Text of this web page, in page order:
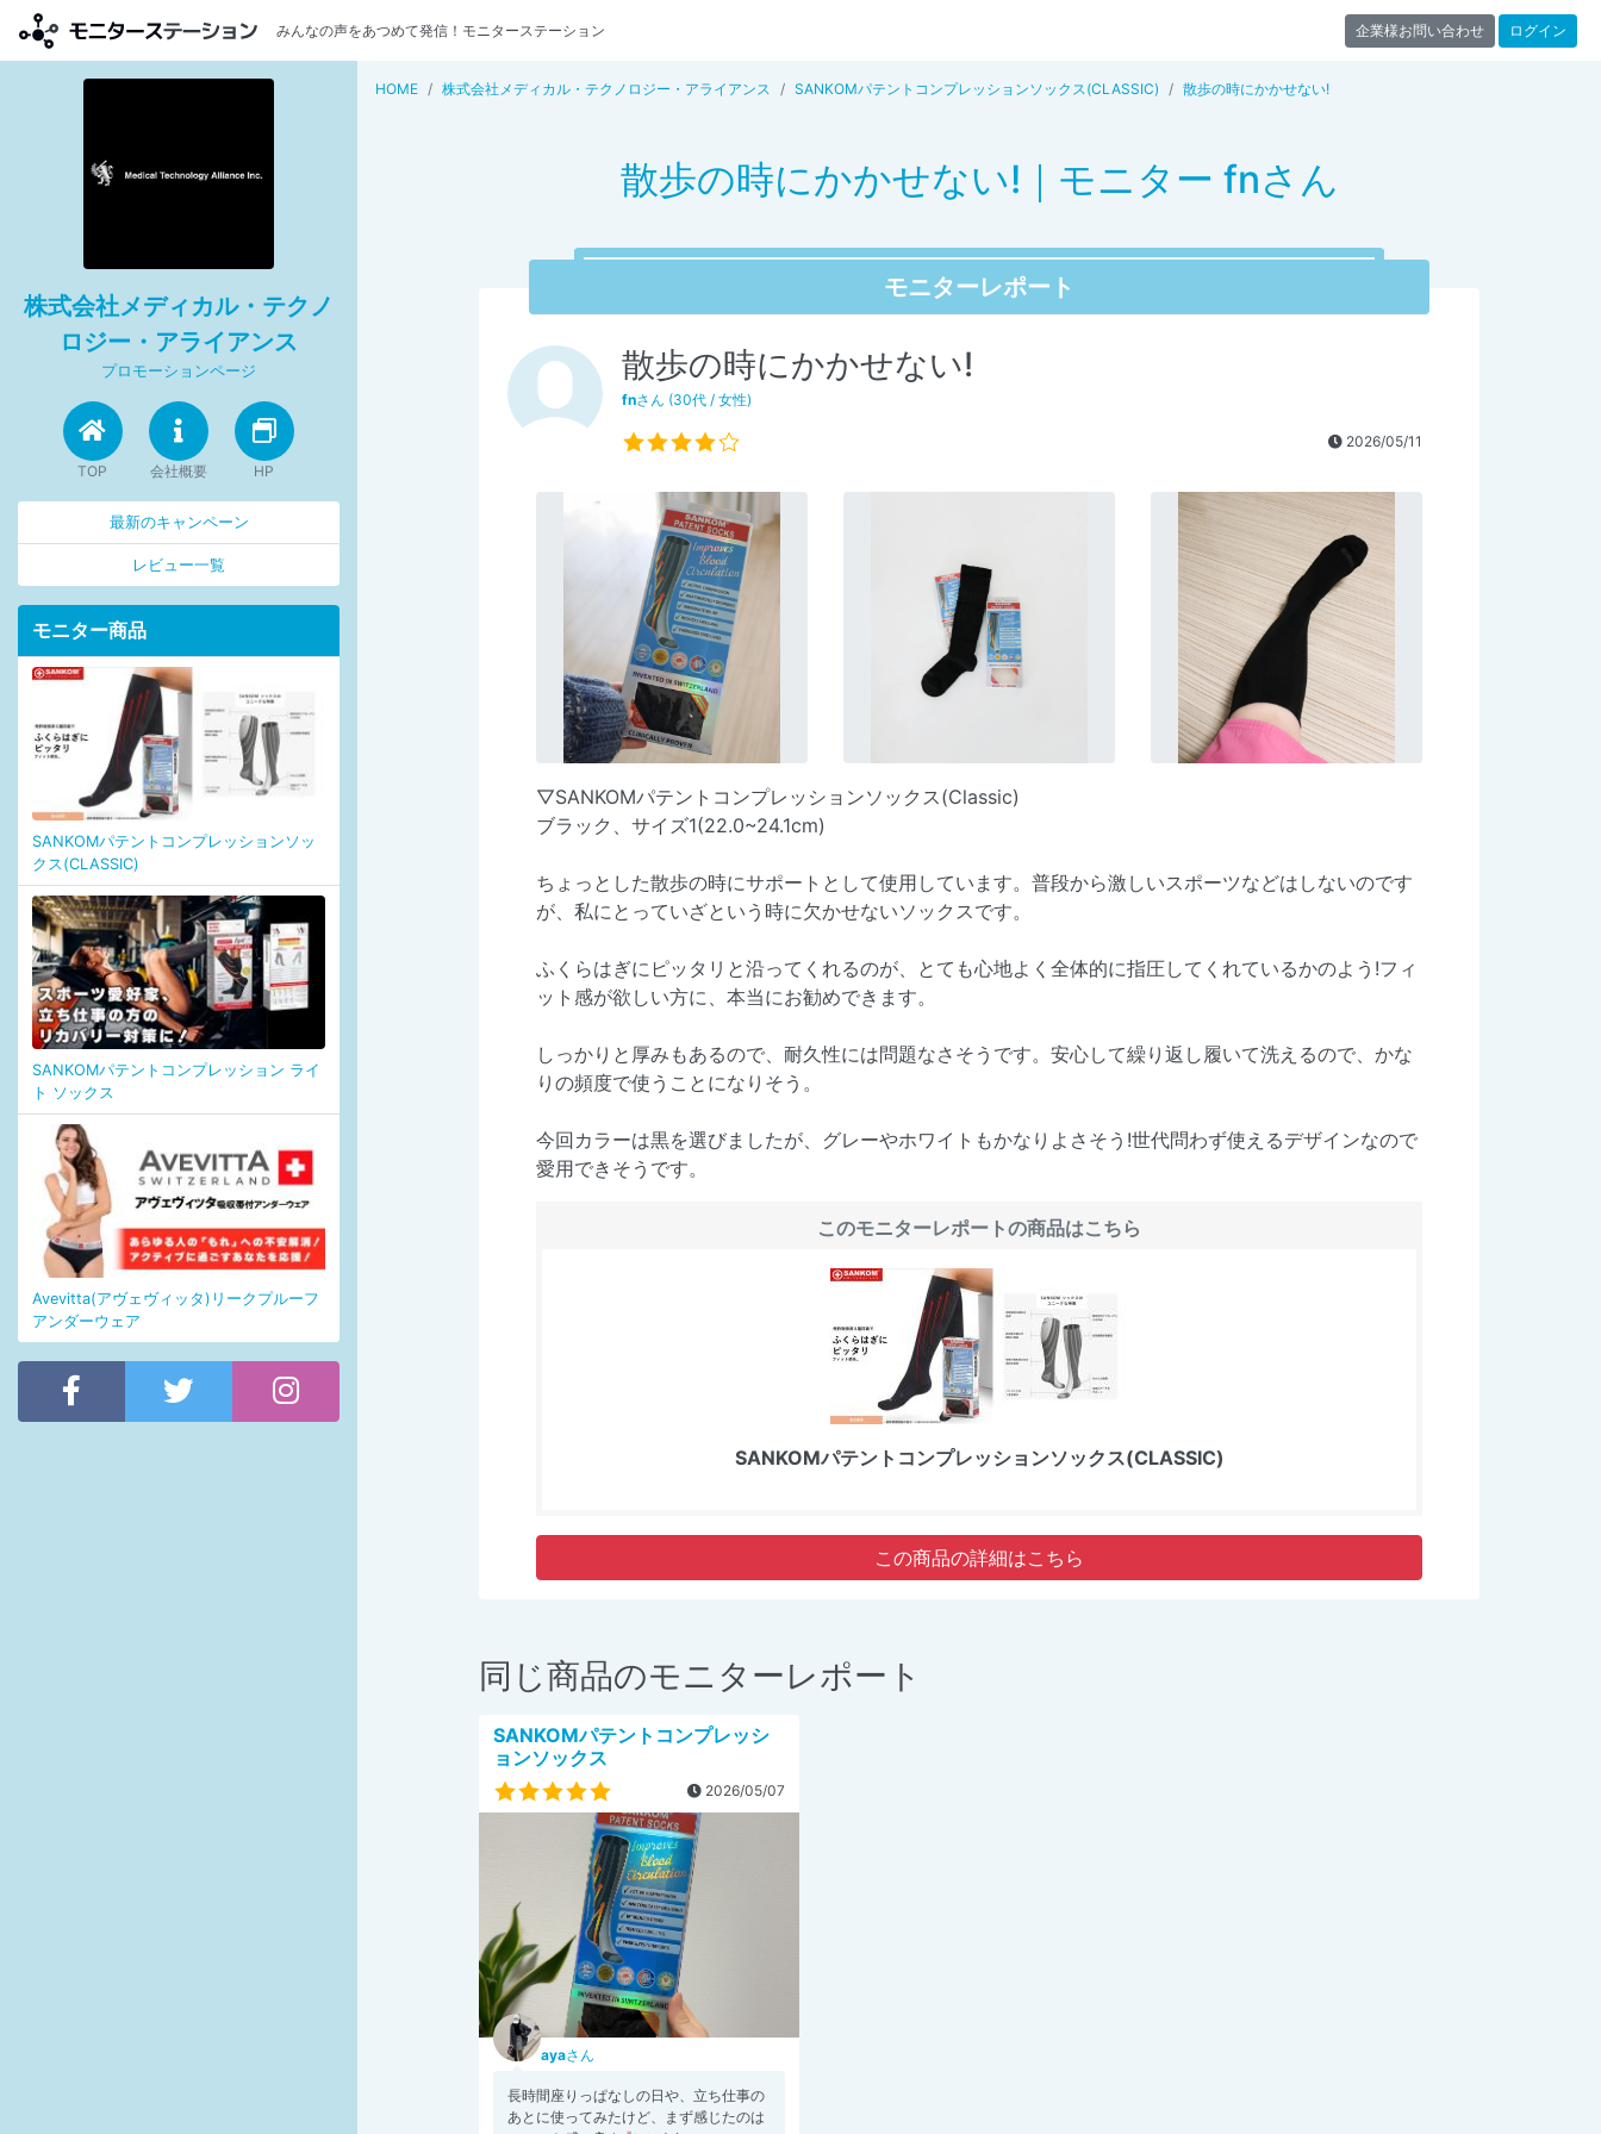
みんなの声をあつめて発信！モニターステーション 企業様お問い合わせ ログイン
HOME 株式会社メディカル・テクノロジー・アライアンス SANKOMパテントコンプレッションソックス(CLASSIC) 散歩の時にかかせない!
散歩の時にかかせない!｜モニター fnさん
モニターレポート
散歩の時にかかせない!
fnさん (30代 / 女性)
2026/05/11
▽SANKOMパテントコンプレッションソックス(Classic)
ブラック、サイズ1(22.0~24.1cm)
ちょっとした散歩の時にサポートとして使用しています。普段から激しいスポーツなどはしないのです
が、私にとっていざという時に欠かせないソックスです。
ふくらはぎにピッタリと沿ってくれるのが、とても心地よく全体的に指圧してくれているかのよう!フィ
ット感が欲しい方に、本当にお勧めできます。
しっかりと厚みもあるので、耐久性には問題なさそうです。安心して繰り返し履いて洗えるので、かな
りの頻度で使うことになりそう。
今回カラーは黒を選びましたが、グレーやホワイトもかなりよさそう!世代問わず使えるデザインなので
愛用できそうです。
このモニターレポートの商品はこちら
SANKOMパテントコンプレッションソックス(CLASSIC)
この商品の詳細はこちら
同じ商品のモニターレポート
SANKOMパテントコンプレッシ
ョンソックス
2026/05/07
ayaさん
長時間座りっぱなしの日や、立ち仕事の
あとに使ってみたけど、まず感じたのは
株式会社メディカル・テクノ
ロジー・アライアンス
プロモーションページ
TOP 会社概要 HP
最新のキャンペーン
レビュー一覧
モニター商品
SANKOMパテントコンプレッションソッ
クス(CLASSIC)
SANKOMパテントコンプレッション ライ
ト ソックス
Avevitta(アヴェヴィッタ)リークプルーフ
アンダーウェア